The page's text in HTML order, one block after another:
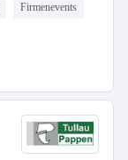
Firmenevents